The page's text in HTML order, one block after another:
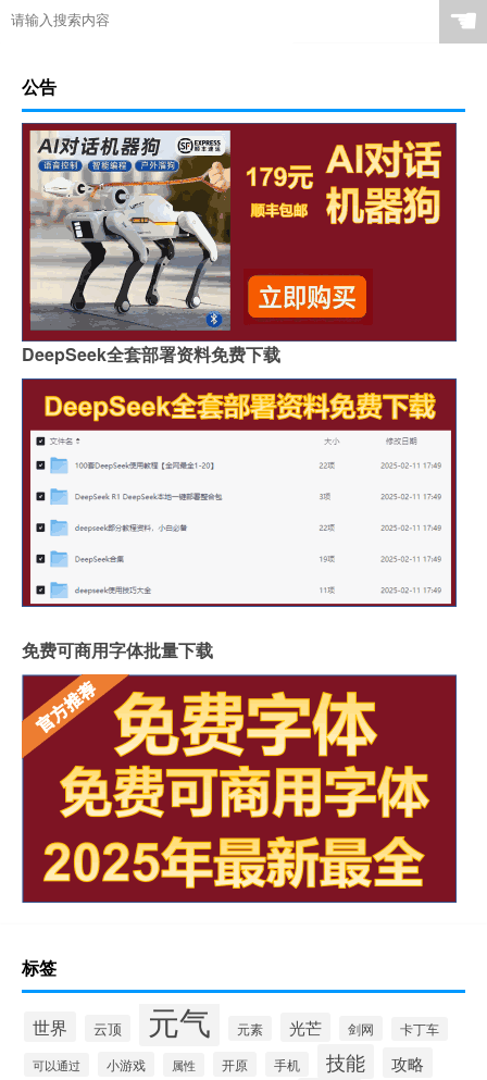
☚
公告
DeepSeek全套部署资料免费下载
免费可商用字体批量下载
标签
世界 云顶 元气 元素 光芒 剑网 卡丁车
可以通过 小游戏 属性 开原 手机 技能 攻略